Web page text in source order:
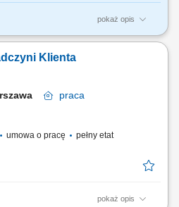
pokaż opis
biznesowych oraz sprzedaż
rozwiązania finansowe. Rozwój w
oferty produktowej dla
Klienta
praca
umowa o pracę
pełny etat
pokaż opis